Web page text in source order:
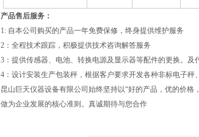
产品售后服务：
1: 自本公司购买的产品一年免费保修，终身提供维护服务
2：全程技术跟踪，积极提供技术咨询解答服务
3：提供传感器、电池、转换电源及显示器等配件的更换。及
4：设计安装生产包装秤，根据客户要求开发各种非标电子秤
昆山巨天仪器设备有限公司始终坚持以“好的产品，优的价格
做为企业发展的核心准则。真诚期待与您合作